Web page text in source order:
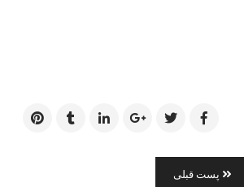
پست قبلی